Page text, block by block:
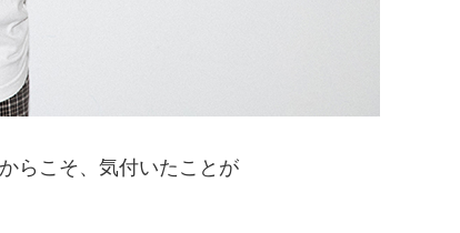
らこそ、気付いたことが